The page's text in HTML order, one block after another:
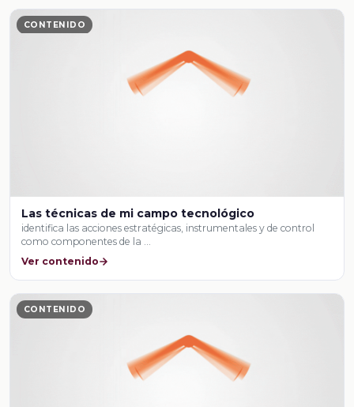
CONTENIDO
Las técnicas de mi campo tecnológico
identifica las acciones estratégicas, instrumentales y de control
como componentes de la …
Ver contenido
CONTENIDO